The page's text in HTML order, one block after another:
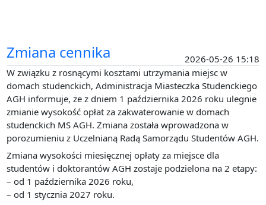
Zmiana cennika
2026-05-26 15:18
W związku z rosnącymi kosztami utrzymania miejsc w
domach studenckich, Administracja Miasteczka Studenckiego
AGH informuje, że z dniem 1 października 2026 roku ulegnie
zmianie wysokość opłat za zakwaterowanie w domach
studenckich MS AGH. Zmiana została wprowadzona w
porozumieniu z Uczelnianą Radą Samorządu Studentów AGH.
Zmiana wysokości miesięcznej opłaty za miejsce dla
studentów i doktorantów AGH zostaje podzielona na 2 etapy:
– od 1 października 2026 roku,
– od 1 stycznia 2027 roku.